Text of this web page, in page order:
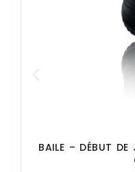
BAILE – DÉBUT DE